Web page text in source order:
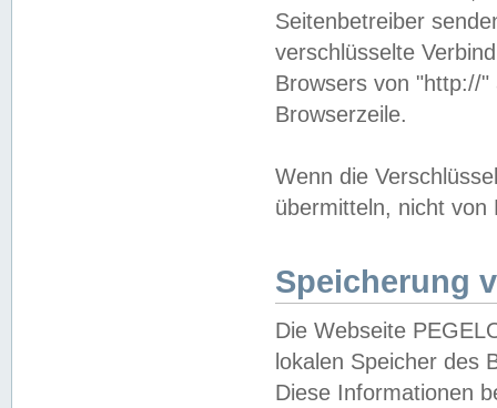
Seitenbetreiber
verschlüsselte
Browsers von "http://
Browserzeile.
Wenn die
übermitteln, nicht von
Speicherung
Die Webseite
lokalen Speicher des
Diese Informationen